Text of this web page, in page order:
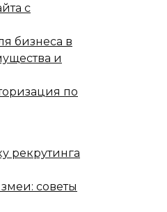
с
бизнеса в
и
по
рекрутинга
советы